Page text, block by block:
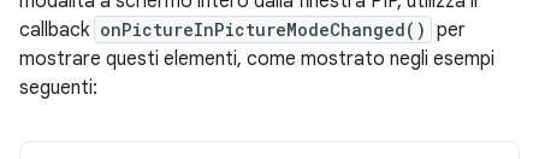
callback onPictureInPictureModeChanged() per
mostrare questi elementi, come mostrato negli esempi
seguenti: